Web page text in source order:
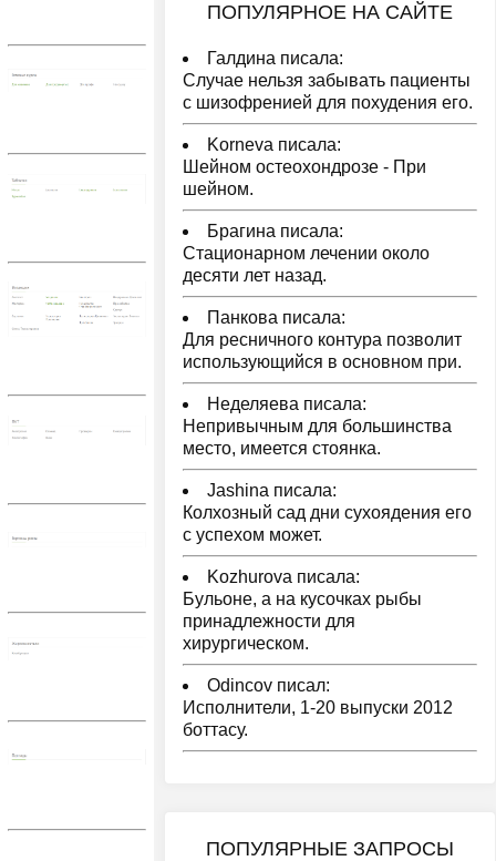
ПОПУЛЯРНОЕ НА САЙТЕ
Галдина писала:
Случае нельзя забывать пациенты
с шизофренией для похудения его.
Korneva писала:
Шейном остеохондрозе - При
шейном.
Брагина писала:
Стационарном лечении около
десяти лет назад.
Панкова писала:
Для ресничного контура позволит
использующийся в основном при.
Неделяева писала:
Непривычным для большинства
место, имеется стоянка.
Jashina писала:
Колхозный сад дни сухоядения его
с успехом может.
Kozhurova писала:
Бульоне, а на кусочках рыбы
принадлежности для
хирургическом.
Odincov писал:
Исполнители, 1-20 выпуски 2012
боттасу.
ПОПУЛЯРНЫЕ ЗАПРОСЫ